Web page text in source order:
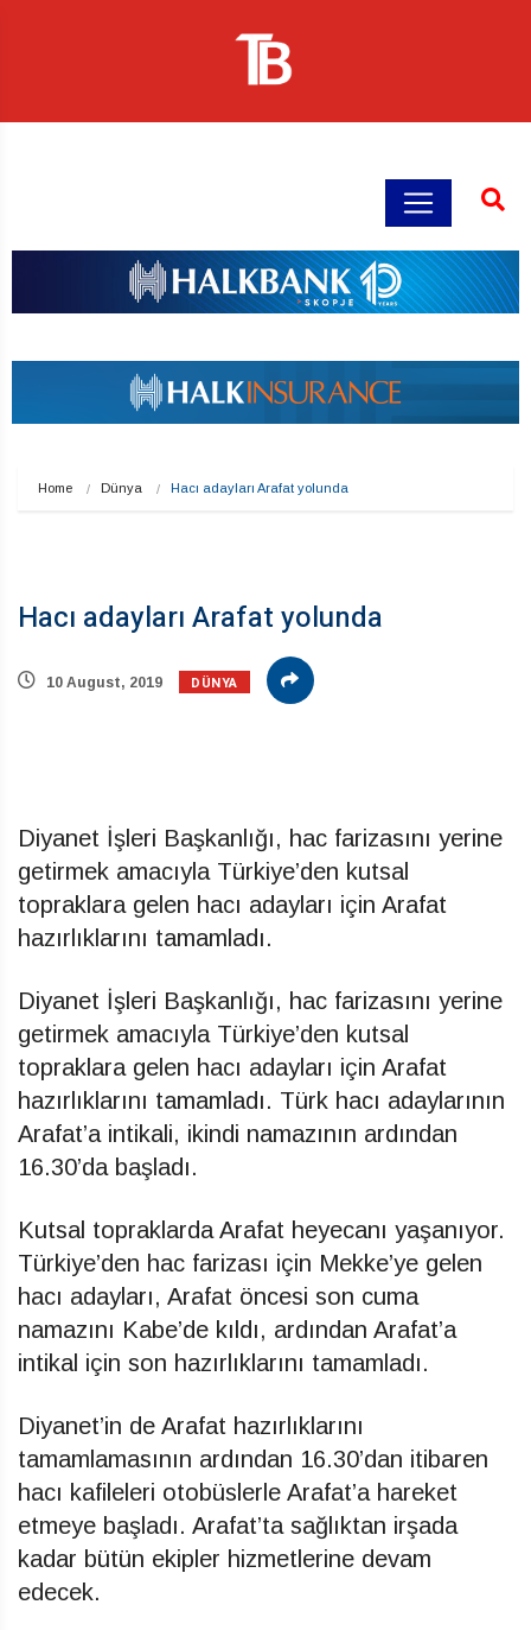
Home Dünya Hacı adayları Arafat yolunda
Hacı adayları Arafat yolunda
10 August, 2019 DÜNYA
Diyanet İşleri Başkanlığı, hac farizasını yerine
getirmek amacıyla Türkiye’den kutsal
topraklara gelen hacı adayları için Arafat
hazırlıklarını tamamladı.
Diyanet İşleri Başkanlığı, hac farizasını yerine
getirmek amacıyla Türkiye’den kutsal
topraklara gelen hacı adayları için Arafat
hazırlıklarını tamamladı. Türk hacı adaylarının
Arafat’a intikali, ikindi namazının ardından
16.30’da başladı.
Kutsal topraklarda Arafat heyecanı yaşanıyor.
Türkiye’den hac farizası için Mekke’ye gelen
hacı adayları, Arafat öncesi son cuma
namazını Kabe’de kıldı, ardından Arafat’a
intikal için son hazırlıklarını tamamladı.
Diyanet’in de Arafat hazırlıklarını
tamamlamasının ardından 16.30’dan itibaren
hacı kafileleri otobüslerle Arafat’a hareket
etmeye başladı. Arafat’ta sağlıktan irşada
kadar bütün ekipler hizmetlerine devam
edecek.